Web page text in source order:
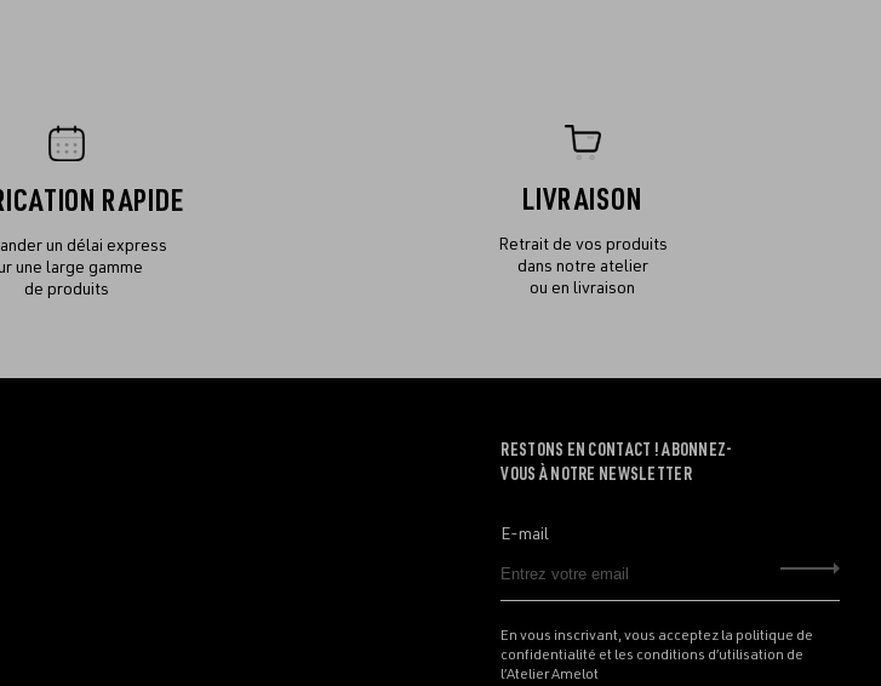
RAPIDE
un délai express
une large gamme
de produits
LIVRAISON
Retrait de vos produits
dans notre atelier
ou en livraison
RESTONS EN CONTACT ! ABONNEZ-
VOUS À NOTRE NEWSLETTER
E-mail
En vous inscrivant, vous acceptez la politique de
confidentialité et les conditions d’utilisation de
l’Atelier Amelot